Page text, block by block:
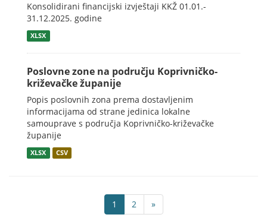
Konsolidirani financijski izvještaji KKŽ 01.01.-
31.12.2025. godine
XLSX
Poslovne zone na području Koprivničko-
križevačke županije
Popis poslovnih zona prema dostavljenim
informacijama od strane jedinica lokalne
samouprave s područja Koprivničko-križevačke
županije
XLSX CSV
1 2 »